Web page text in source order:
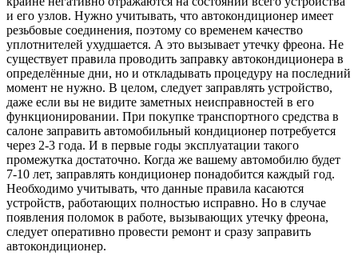
и его узлов. Нужно учитывать, что автокондиционер имеет
резьбовые соединения, поэтому со временем качество
уплотнителей ухудшается. А это вызывает утечку фреона. Не
существует правила проводить заправку автокондиционера в
определённые дни, но и откладывать процедуру на последний
момент не нужно. В целом, следует заправлять устройство,
даже если вы не видите заметных неисправностей в его
функционировании. При покупке транспортного средства в
салоне заправить автомобильный кондиционер потребуется
через 2-3 года. И в первые годы эксплуатации такого
промежутка достаточно. Когда же вашему автомобилю будет
7-10 лет, заправлять кондиционер понадобится каждый год.
Необходимо учитывать, что данные правила касаются
устройств, работающих полностью исправно. Но в случае
появления поломок в работе, вызывающих утечку фреона,
следует оперативно провести ремонт и сразу заправить
автокондиционер.